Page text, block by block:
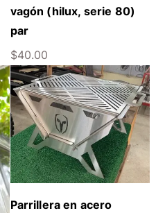
vagón (hilux, serie 80)
par
$40.00
Parrillera en acero